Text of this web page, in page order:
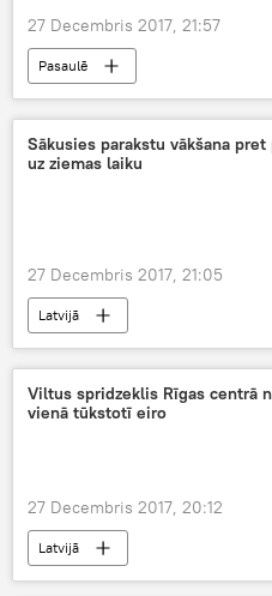
27 Decembris 2017, 21:57
Pasaulē
Sākusies parakstu vākšana pret
uz ziemas laiku
27 Decembris 2017, 21:05
Latvijā
Viltus spridzeklis Rīgas centrā
vienā tūkstotī eiro
27 Decembris 2017, 20:12
Latvijā